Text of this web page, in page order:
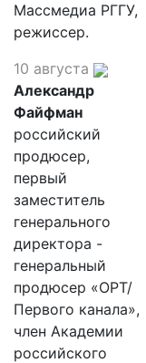
Массмедиа РГГУ,
режиссер.
10 августа
Александр
Файфман
российский
продюсер,
первый
заместитель
генерального
директора -
генеральный
продюсер «ОРТ/
Первого канала»,
член Академии
российского